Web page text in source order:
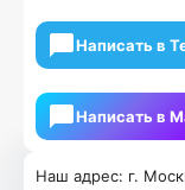
Наш адрес: г.
Написать в
Написать в